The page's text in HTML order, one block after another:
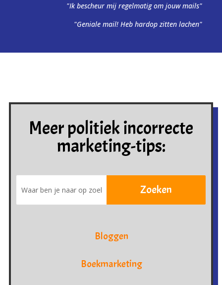
"Ik bescheur mij regelmatig om jouw mails"
"Geniale mail! Heb hardop zitten lachen"
Meer politiek incorrecte
marketing-tips:
Bloggen
Boekmarketing